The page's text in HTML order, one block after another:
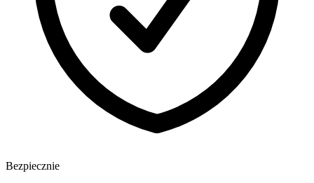
Bezpiecznie